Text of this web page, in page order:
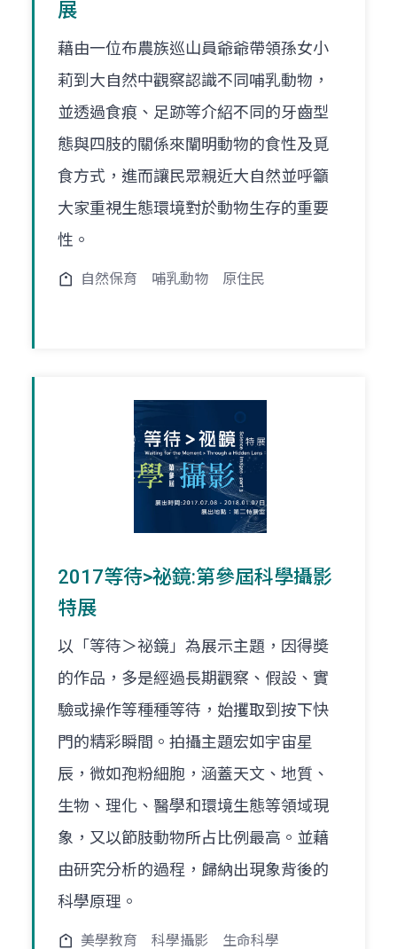
展
藉由一位布農族巡山員爺爺帶領孫女小
莉到大自然中觀察認識不同哺乳動物，
並透過食痕、足跡等介紹不同的牙齒型
態與四肢的關係來闡明動物的食性及覓
食方式，進而讓民眾親近大自然並呼籲
大家重視生態環境對於動物生存的重要
性。
自然保育 哺乳動物 原住民
2017等待>祕鏡:第參屆科學攝影
特展
以「等待＞祕鏡」為展示主題，因得奬
的作品，多是經過長期觀察、假設、實
驗或操作等種種等待，始攫取到按下快
門的精彩瞬間。拍攝主題宏如宇宙星
辰，微如孢粉細胞，涵蓋天文、地質、
生物、理化、醫學和環境生態等領域現
象，又以節肢動物所占比例最高。並藉
由研究分析的過程，歸納出現象背後的
科學原理。
美學教育 科學攝影 生命科學